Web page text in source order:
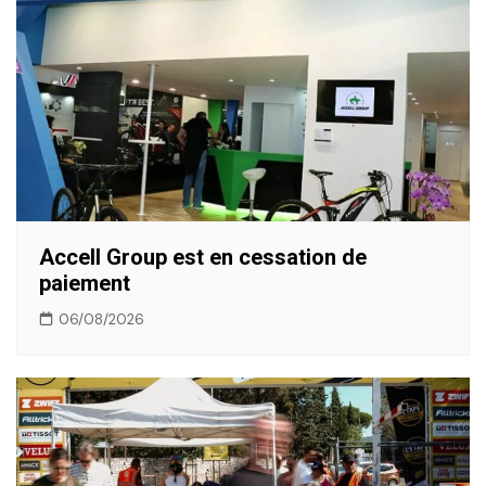
Accell Group est en cessation de
paiement
06/08/2026